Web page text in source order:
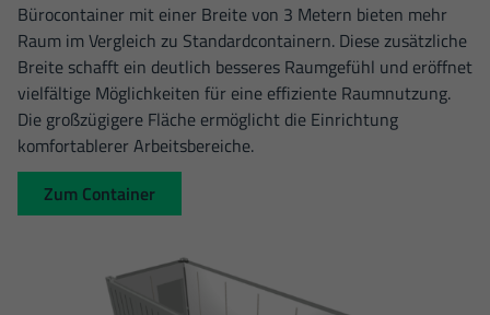
Bürocontainer mit einer Breite von 3 Metern bieten mehr
Raum im Vergleich zu Standardcontainern. Diese zusätzliche
Breite schafft ein deutlich besseres Raumgefühl und eröffnet
vielfältige Möglichkeiten für eine effiziente Raumnutzung.
Die großzügigere Fläche ermöglicht die Einrichtung
komfortablerer Arbeitsbereiche.
Zum Container